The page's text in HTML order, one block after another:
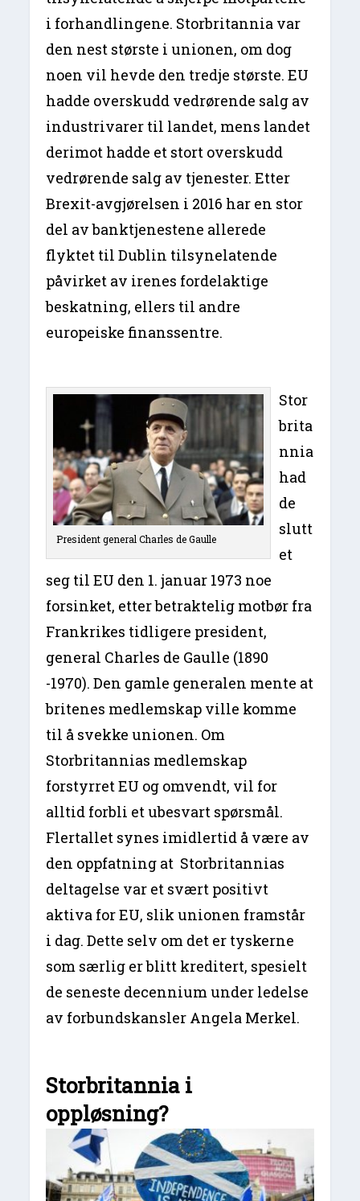
i forhandlingene. Storbritannia var
den nest største i unionen, om dog
noen vil hevde den tredje største. EU
hadde overskudd vedrørende salg av
industrivarer til landet, mens landet
derimot hadde et stort overskudd
vedrørende salg av tjenester. Etter
Brexit-avgjørelsen i 2016 har en stor
del av banktjenestene allerede
flyktet til Dublin tilsynelatende
påvirket av irenes fordelaktige
beskatning, ellers til andre
europeiske finanssentre.
President general Charles de Gaulle
Stor
brita
nnia
had
de
slutt
et
seg til EU den 1. januar 1973 noe
forsinket, etter betraktelig motbør fra
Frankrikes tidligere president,
general Charles de Gaulle (1890
-1970). Den gamle generalen mente at
britenes medlemskap ville komme
til å svekke unionen. Om
Storbritannias medlemskap
forstyrret EU og omvendt, vil for
alltid forbli et ubesvart spørsmål.
Flertallet synes imidlertid å være av
den oppfatning at Storbritannias
deltagelse var et svært positivt
aktiva for EU, slik unionen framstår
i dag. Dette selv om det er tyskerne
som særlig er blitt kreditert, spesielt
de seneste decennium under ledelse
av forbundskansler Angela Merkel.
Storbritannia i
oppløsning?